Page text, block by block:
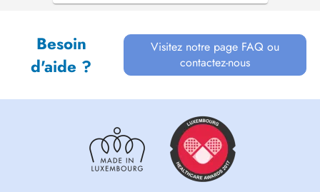
Besoin
d'aide ?
Visitez notre page FAQ ou
contactez-nous